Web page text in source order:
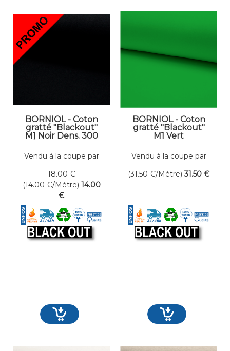
BORNIOL - Coton
gratté "Blackout"
M1 Noir Dens. 300
Occultant
Vendu à la coupe par
18.00 €
(14.00 €/Mètre) 14.00
€
BORNIOL - Coton
gratté "Blackout"
M1 Vert
"Greenbox" Dens.
300 gr/m² Larg. 300
cm Occultant
Vendu à la coupe par
(31.50 €/Mètre) 31.50 €